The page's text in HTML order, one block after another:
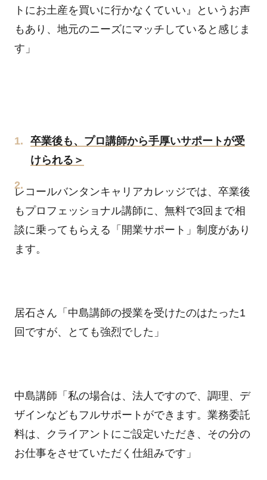
トにお土産を買いに行かなくていい』というお声
もあり、地元のニーズにマッチしていると感じま
す」
卒業後も、プロ講師から手厚いサポートが受
けられる＞
レコールバンタンキャリアカレッジでは、卒業後
もプロフェッショナル講師に、無料で3回まで相
談に乗ってもらえる「開業サポート」制度があり
ます。
居石さん「中島講師の授業を受けたのはたった1
回ですが、とても強烈でした」
中島講師「私の場合は、法人ですので、調理、デ
ザインなどもフルサポートができます。業務委託
料は、クライアントにご設定いただき、その分の
お仕事をさせていただく仕組みです」